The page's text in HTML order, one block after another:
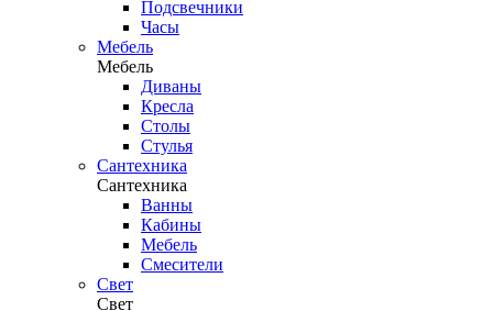
Подсвечники
Часы
Мебель
Мебель
Диваны
Кресла
Столы
Стулья
Сантехника
Сантехника
Ванны
Кабины
Мебель
Смесители
Свет
Свет